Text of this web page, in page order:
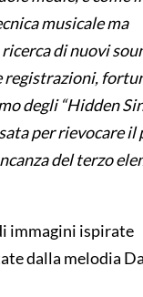
musicale ma
di nuovi
registrazioni,
degli “Hidden
per rievocare il
del terzo
immagini ispirate
dalla melodia